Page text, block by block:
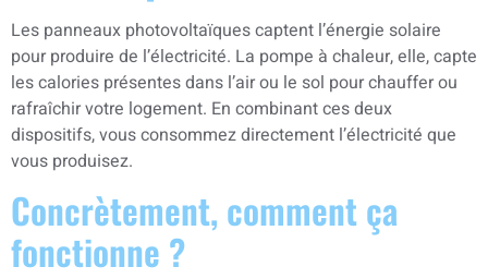
Les panneaux photovoltaïques captent l’énergie solaire
pour produire de l’électricité. La pompe à chaleur, elle, capte
les calories présentes dans l’air ou le sol pour chauffer ou
rafraîchir votre logement. En combinant ces deux
dispositifs, vous consommez directement l’électricité que
vous produisez.
Concrètement, comment ça
fonctionne ?